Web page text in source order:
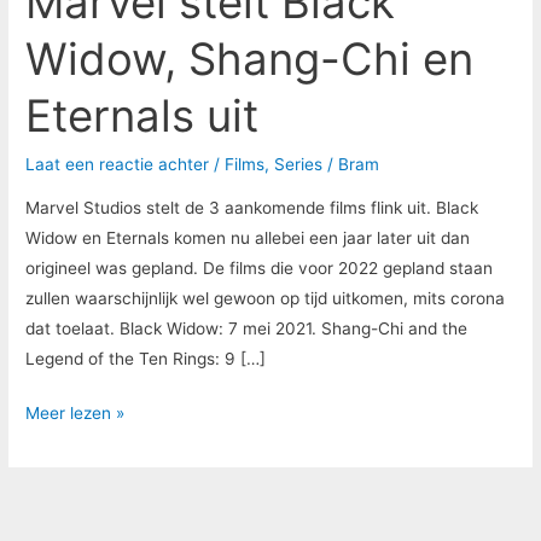
Widow, Shang-Chi en
Eternals uit
Laat een reactie achter / Films, Series / Bram
Marvel Studios stelt de 3 aankomende films flink uit. Black
Widow en Eternals komen nu allebei een jaar later uit dan
origineel was gepland. De films die voor 2022 gepland staan
zullen waarschijnlijk wel gewoon op tijd uitkomen, mits corona
dat toelaat. Black Widow: 7 mei 2021. Shang-Chi and the
Legend of the Ten Rings: 9 […]
Meer lezen »